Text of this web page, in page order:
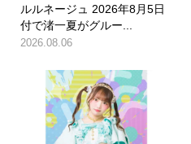
ルルネージュ 2026年8月5日
付で渚一夏がグルー...
2026.08.06